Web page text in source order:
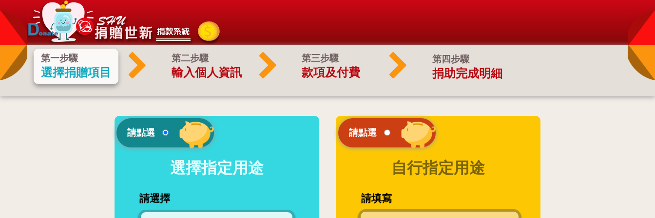
第一步驟
選擇捐贈項目
第二步驟
輸入個人資訊
第三步驟
款項及付費
第四步驟
捐助完成明細
請點選
選擇指定用途
請選擇
請點選
自行指定用途
請填寫